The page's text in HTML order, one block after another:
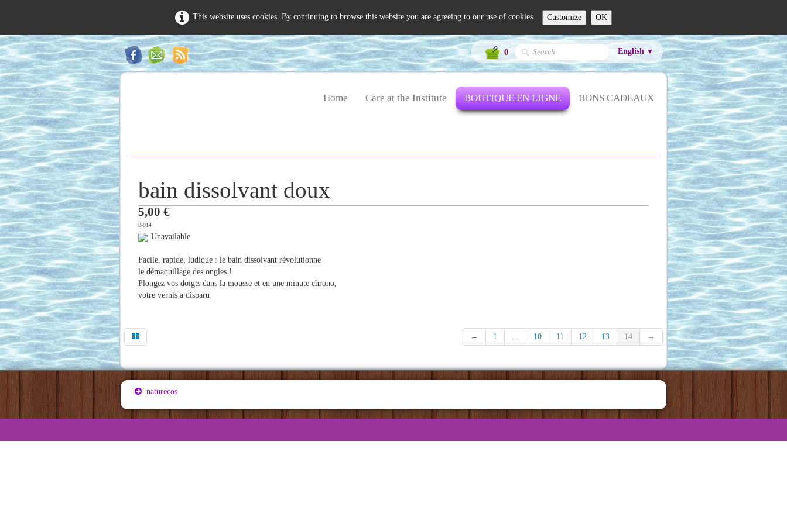
This website uses cookies. By continuing to browse this website you are agreeing to our use of cookies. Customize OK
0 English ▼
Home Care at the Institute BOUTIQUE EN LIGNE BONS CADEAUX
bain dissolvant doux
5,00 €
8-014
Unavailable
Facile, rapide, ludique : le bain dissolvant révolutionne
le démaquillage des ongles !
Plongez vos doigts dans la mousse et en une minute chrono,
votre vernis a disparu
← 1 ... 10 11 12 13 14 →
naturecos